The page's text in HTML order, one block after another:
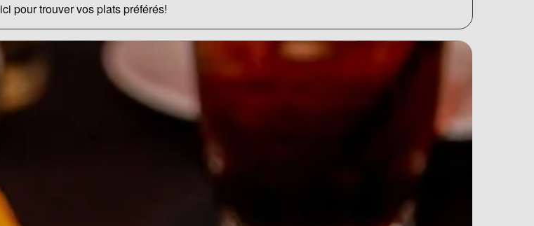
pour trouver vos plats préférés!